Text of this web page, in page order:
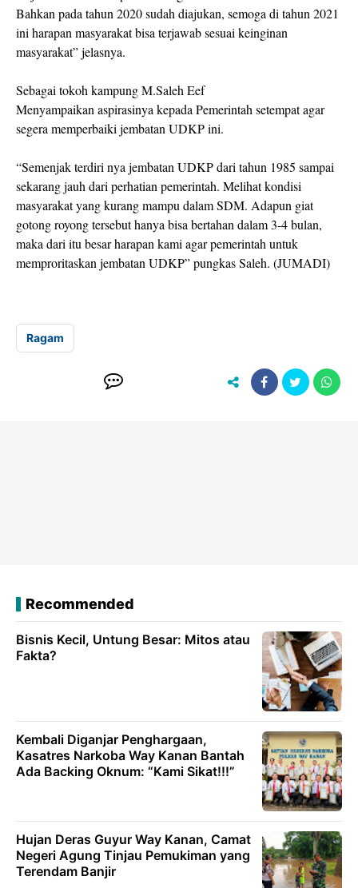
Bahkan pada tahun 2020 sudah diajukan, semoga di tahun 2021
ini harapan masyarakat bisa terjawab sesuai keinginan
masyarakat” jelasnya.
Sebagai tokoh kampung M.Saleh Eef
Menyampaikan aspirasinya kepada Pemerintah setempat agar
segera memperbaiki jembatan UDKP ini.
“Semenjak terdiri nya jembatan UDKP dari tahun 1985 sampai
sekarang jauh dari perhatian pemerintah. Melihat kondisi
masyarakat yang kurang mampu dalam SDM. Adapun giat
gotong royong tersebut hanya bisa bertahan dalam 3-4 bulan,
maka dari itu besar harapan kami agar pemerintah untuk
memproritaskan jembatan UDKP” pungkas Saleh. (JUMADI)
Ragam
Recommended
Bisnis Kecil, Untung Besar: Mitos atau
Fakta?
Kembali Diganjar Penghargaan,
Kasatres Narkoba Way Kanan Bantah
Ada Backing Oknum: “Kami Sikat!!!”
Hujan Deras Guyur Way Kanan, Camat
Negeri Agung Tinjau Pemukiman yang
Terendam Banjir